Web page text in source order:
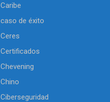
Caribe
caso de éxito
Ceres
Certificados
Chevening
Chino
Ciberseguridad